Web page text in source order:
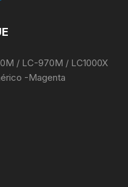
/ LC-970M / LC1000X
-Magenta